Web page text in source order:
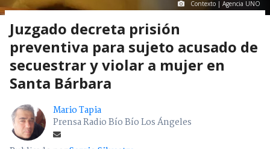
Contexto | Agencia UNO
Juzgado decreta prisión
preventiva para sujeto acusado de
secuestrar y violar a mujer en
Santa Bárbara
Mario Tapia
Prensa Radio Bío Bío Los Ángeles